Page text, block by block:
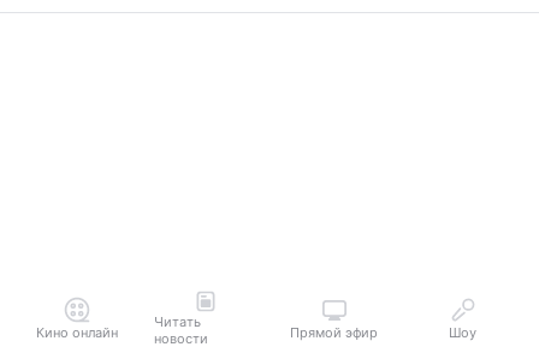
Кино онлайн
Читать
новости
Прямой эфир Шоу